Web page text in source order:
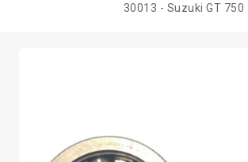
30013 - Suzuki GT 750